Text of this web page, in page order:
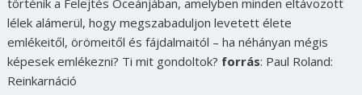
lélek alámerül, hogy megszabaduljon levetett élete
emlékeitől, örömeitől és fájdalmaitól – ha néhányan mégis
képesek emlékezni? Ti mit gondoltok? forrás: Paul Roland:
Reinkarnáció